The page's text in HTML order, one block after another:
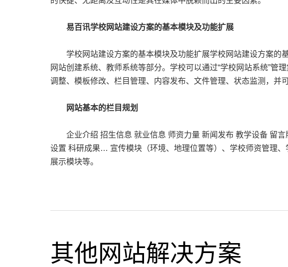
易百讯学校网站建设方案的基本模块及功能扩展
学校网站建设方案的基本模块及功能扩展学校网站建设方案的基
网站创建系统、教师系统等部分。学校可以通过“学校网站系统”
调整、模板修改、栏目管理、内容发布、文件管理、状态监测，并
网站基本的栏目规划
企业介绍 招生信息 就业信息 师资力量 新闻发布 教学设备 留言
设置 科研成果… 宣传模块（环境、地理位置等）、学校师资管理
展示模块等。
其他网站解决方案